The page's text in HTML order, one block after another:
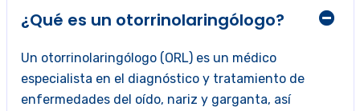
¿Qué es un otorrinolaringólogo?
Un otorrinolaringólogo (ORL) es un médico
especialista en el diagnóstico y tratamiento de
enfermedades del oído, nariz y garganta, así